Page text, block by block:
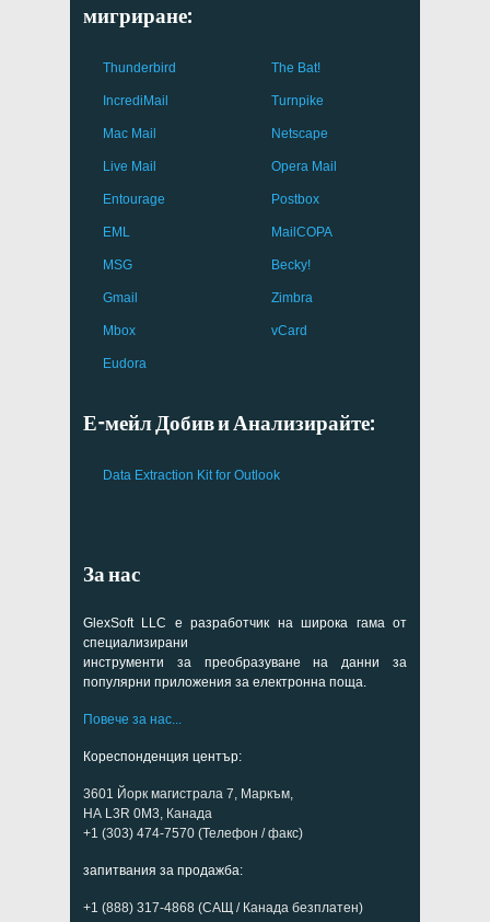
мигриране:
Thunderbird
IncrediMail
Mac Mail
Live Mail
Entourage
EML
MSG
Gmail
Mbox
Eudora
The Bat!
Turnpike
Netscape
Opera Mail
Postbox
MailCOPA
Becky!
Zimbra
vCard
Е-мейл Добив и Анализирайте:
Data Extraction Kit for Outlook
За нас
GlexSoft LLC е разработчик на широка гама от
специализирани
инструменти за преобразуване на данни за
популярни приложения за електронна поща.
Повече за нас...
Кореспонденция център:
3601 Йорк магистрала 7, Маркъм,
НА L3R 0M3, Канада
+1 (303) 474-7570 (Телефон / факс)
запитвания за продажба:
+1 (888) 317-4868 (САЩ / Канада безплатен)